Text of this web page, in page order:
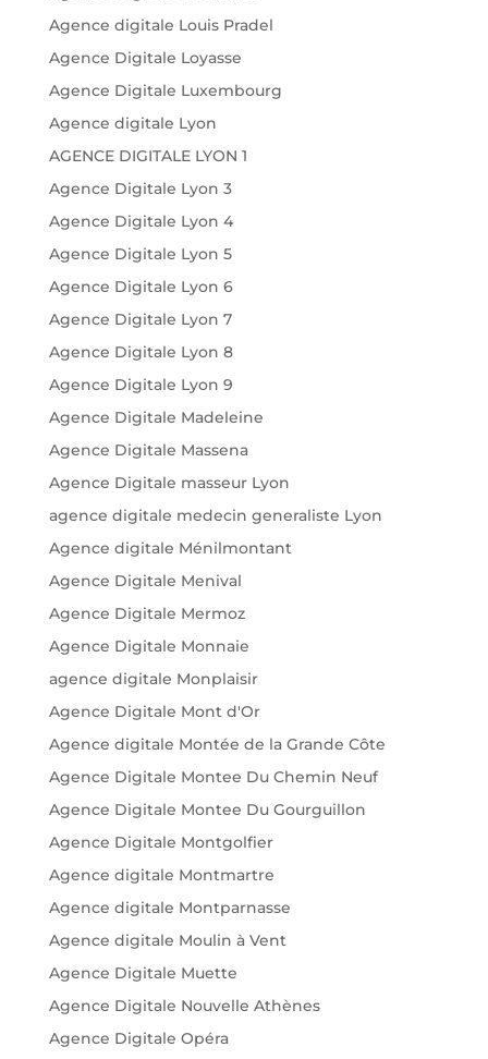
Agence digitale Louis Pradel
Agence Digitale Loyasse
Agence Digitale Luxembourg
Agence digitale Lyon
AGENCE DIGITALE LYON 1
Agence Digitale Lyon 3
Agence Digitale Lyon 4
Agence Digitale Lyon 5
Agence Digitale Lyon 6
Agence Digitale Lyon 7
Agence Digitale Lyon 8
Agence Digitale Lyon 9
Agence Digitale Madeleine
Agence Digitale Massena
Agence Digitale masseur Lyon
agence digitale medecin generaliste Lyon
Agence digitale Ménilmontant
Agence Digitale Menival
Agence Digitale Mermoz
Agence Digitale Monnaie
agence digitale Monplaisir
Agence Digitale Mont d'Or
Agence digitale Montée de la Grande Côte
Agence Digitale Montee Du Chemin Neuf
Agence Digitale Montee Du Gourguillon
Agence Digitale Montgolfier
Agence digitale Montmartre
Agence digitale Montparnasse
Agence digitale Moulin à Vent
Agence Digitale Muette
Agence Digitale Nouvelle Athènes
Agence Digitale Opéra